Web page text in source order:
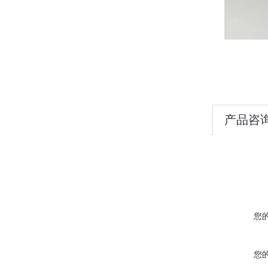
产品咨
您
您